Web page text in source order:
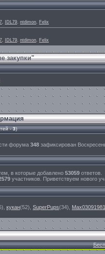
, IDL79, ntdimon, Felix
, IDL79, ntdimon, Felix
закупки"
-3)
форума 348 зафиксирован
в которые добавлено 53059 ответов.
участников. Приветствуем нового
кукан(52) SuperPups(34) Max03091981